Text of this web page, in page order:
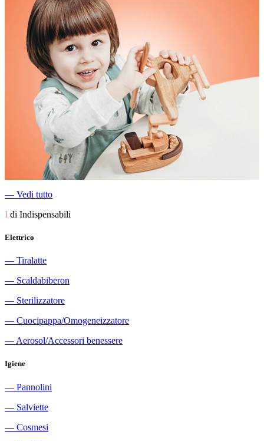
― Vedi tutto
I di Indispensabili
Elettrico
― Tiralatte
― Scaldabiberon
― Sterilizzatore
― Cuocipappa/Omogeneizzatore
― Aerosol/Accessori benessere
Igiene
― Pannolini
― Salviette
― Cosmesi